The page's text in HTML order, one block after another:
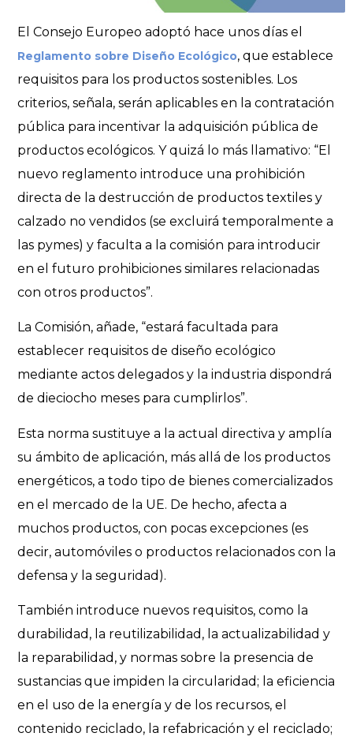
El Consejo Europeo adoptó hace unos días el
Reglamento sobre Diseño Ecológico, que establece
requisitos para los productos sostenibles. Los
criterios, señala, serán aplicables en la contratación
pública para incentivar la adquisición pública de
productos ecológicos. Y quizá lo más llamativo: “El
nuevo reglamento introduce una prohibición
directa de la destrucción de productos textiles y
calzado no vendidos (se excluirá temporalmente a
las pymes) y faculta a la comisión para introducir
en el futuro prohibiciones similares relacionadas
con otros productos”.
La Comisión, añade, “estará facultada para
establecer requisitos de diseño ecológico
mediante actos delegados y la industria dispondrá
de dieciocho meses para cumplirlos”.
Esta norma sustituye a la actual directiva y amplía
su ámbito de aplicación, más allá de los productos
energéticos, a todo tipo de bienes comercializados
en el mercado de la UE. De hecho, afecta a
muchos productos, con pocas excepciones (es
decir, automóviles o productos relacionados con la
defensa y la seguridad).
También introduce nuevos requisitos, como la
durabilidad, la reutilizabilidad, la actualizabilidad y
la reparabilidad, y normas sobre la presencia de
sustancias que impiden la circularidad; la eficiencia
en el uso de la energía y de los recursos, el
contenido reciclado, la refabricación y el reciclado;